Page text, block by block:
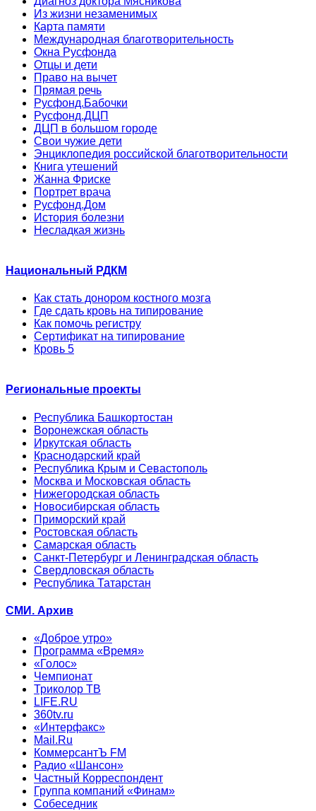
Из жизни незаменимых
Карта памяти
Международная благотворительность
Окна Русфонда
Отцы и дети
Право на вычет
Прямая речь
Русфонд.Бабочки
Русфонд.ДЦП
ДЦП в большом городе
Свои чужие дети
Энциклопедия российской благотворительности
Книга утешений
Жанна Фриске
Портрет врача
Русфонд.Дом
История болезни
Несладкая жизнь
Национальный РДКМ
Как стать донором костного мозга
Где сдать кровь на типирование
Как помочь регистру
Сертификат на типирование
Кровь 5
Региональные проекты
Республика Башкортостан
Воронежская область
Иркутская область
Краснодарский край
Республика Крым и Севастополь
Москва и Московская область
Нижегородская область
Новосибирская область
Приморский край
Ростовская область
Самарская область
Санкт-Петербург и Ленинградская область
Свердловская область
Республика Татарстан
СМИ. Архив
«Доброе утро»
Программа «Время»
«Голос»
Чемпионат
Триколор ТВ
LIFE.RU
360tv.ru
«Интерфакс»
Mail.Ru
КоммерсантЪ FM
Радио «Шансон»
Частный Корреспондент
Группа компаний «Финам»
Собеседник